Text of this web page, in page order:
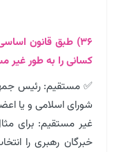
۳۶) طبق قانون
کسانی را به طور غیر
✅ مستقیم: رئیس
شورای اسلامی و یا
غیر مستقیم: برای
خبرگان رهبری را